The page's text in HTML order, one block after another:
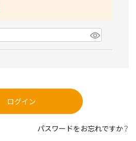
ログイン
パスワードをお忘れですか？